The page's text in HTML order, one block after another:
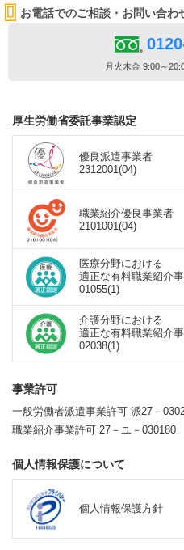
お電話でのご相談・お問い合わ
月火木金 9:00～
厚生労働省委託事業認定
優良派遣事業者
2312001(04)
職業紹介優良事業者
2101001(04)
医療分野における
適正な有料職業紹介
01055(1)
介護分野における
適正な有料職業紹介
02038(1)
事業許可
一般労働者派遣事業許可 派27－
職業紹介事業許可 27－ユ－030180
個人情報保護について
個人情報保護方針